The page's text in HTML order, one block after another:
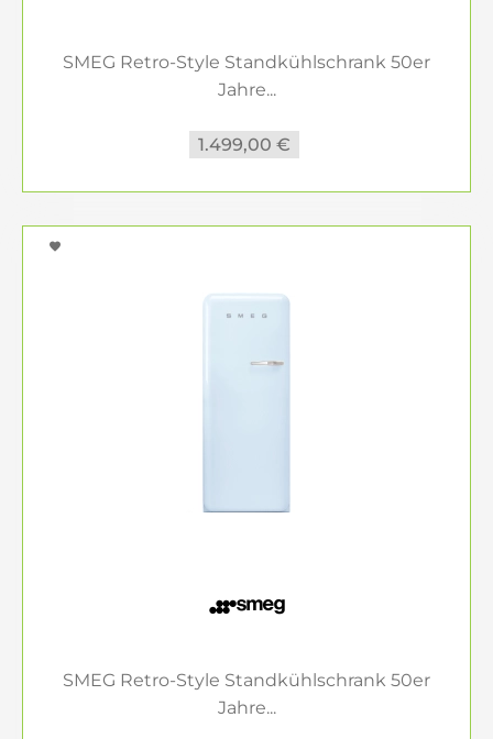
SMEG Retro-Style Standkühlschrank 50er
Jahre...
1.499,00 €
SMEG Retro-Style Standkühlschrank 50er
Jahre...